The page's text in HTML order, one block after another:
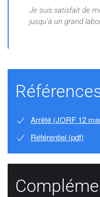
Je suis satisfait de
jusqu’à un grand
Arrêté (JORF 12
Référentiel (pdf)